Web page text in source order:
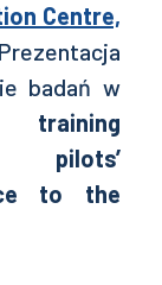
Centre,
Prezentacja
badań w
training
pilots’
to the